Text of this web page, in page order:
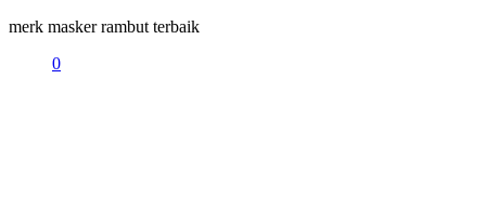
merk masker rambut terbaik
0